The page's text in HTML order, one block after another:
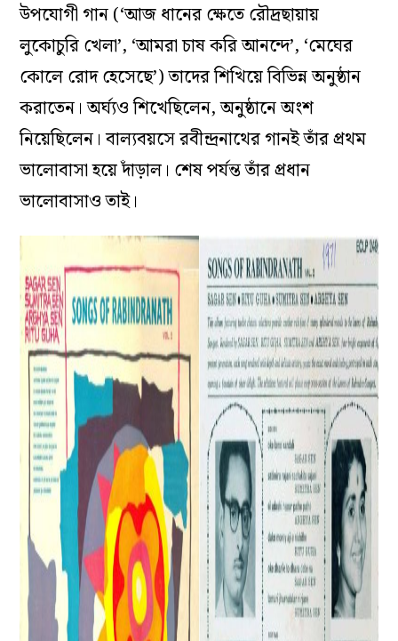
উপযোগী গান (‘আজ ধানের ক্ষেতে রৌদ্রছায়ায়
লুকোচুরি খেলা’, ‘আমরা চাষ করি আনন্দে’, ‘মেঘের
কোলে রোদ হেসেছে’) তাদের শিখিয়ে বিভিন্ন অনুষ্ঠান
করাতেন। অর্ঘ্যও শিখেছিলেন, অনুষ্ঠানে অংশ
নিয়েছিলেন। বাল্যবয়সে রবীন্দ্রনাথের গানই তাঁর প্রথম
ভালোবাসা হয়ে দাঁড়াল। শেষ পর্যন্ত তাঁর প্রধান
ভালোবাসাও তাই।